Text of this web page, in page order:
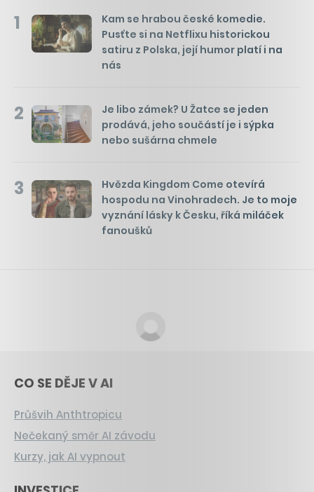
1
Kam se hrabou české komedie.
Pusťte si na Netflixu historickou
satiru z Polska, její humor platí i na
nás
2
Je libo zámek? U Žatce se jeden
prodává, jeho součástí je i sýpka
nebo sušárna chmele
3
Hvězda Kingdom Come otevírá
hospodu na Vinohradech. Je to moje
vyznání lásky k Česku, říká miláček
fanoušků
CO SE DĚJE V AI
Průšvih Anthtropicu
Nečekaný směr AI závodu
Kurzy, jak AI vypnout